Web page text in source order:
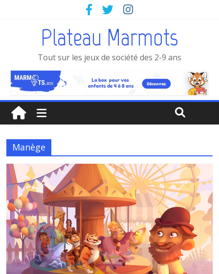
Plateau Marmots
Tout sur les jeux de société des 2-9 ans
Manège